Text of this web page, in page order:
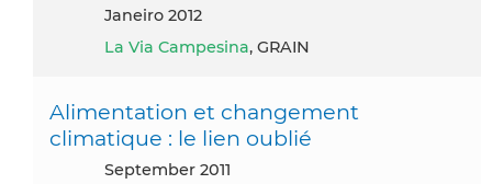
janeiro 2012
La Via Campesina, GRAIN
Alimentation et changement
climatique : le lien oublié
September 2011